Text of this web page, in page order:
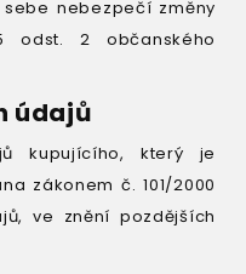
nebezpečí změny
odst. 2 občanského
údajů
kupujícího, který je
zákonem č. 101/2000
ve znění pozdějších